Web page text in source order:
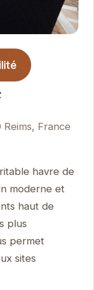
Reims, France
havre de
moderne et
haut de
plus
permet
sites